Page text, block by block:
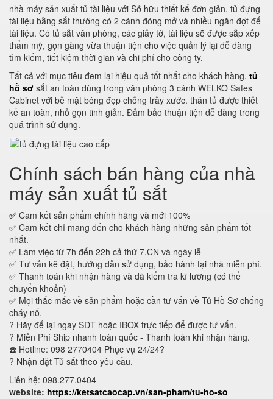
nhà máy sản xuất tủ tài liệu với Sở hữu thiết kế đơn giản, tủ đựng
tài liệu bằng sắt thường có 2 cánh đóng mở và nhiều ngăn đợt để
tài liệu. Có tủ sắt văn phòng, các giấy tờ, tài liệu sẽ được sắp xếp
thẩm mỹ, gọn gàng vừa thuận tiện cho việc quản lý lại dễ dàng
tìm kiếm, tiết kiệm thời gian và chi phí cho công ty.
Tất cả với mục tiêu đem lại hiệu quả tốt nhất cho khách hàng. tủ
hồ sơ sắt an toàn dùng trong văn phòng 3 cánh WELKO Safes
Cabinet với bề mặt bóng đẹp chống trầy xước. thân tủ được thiết
kế an toàn, nhỏ gọn tinh giản. Đảm bảo thuận tiện dễ dàng trong
quá trình sử dụng.
Chính sách bán hàng của nhà
máy sản xuất tủ sắt
✅ Cam kết sản phẩm chính hãng và mới 100%
✅ Cam kết chỉ mang đến cho khách hàng những sản phẩm tốt
nhất.
✅ Làm việc từ 7h đến 22h cả thứ 7,CN và ngày lễ
✅ Tư vấn kê đặt, hướng dẫn sử dụng, bảo hành tại nhà miễn phí.
✅ Thanh toán khi nhận hàng và đã kiểm tra kĩ lưỡng (có thể
chuyển khoản)
✅ Mọi thắc mắc về sản phẩm hoặc cần tư vấn về Tủ Hồ Sơ chống
cháy nổ.
? Hãy để lại ngay SĐT hoặc IBOX trực tiếp để được tư vấn.
? Miễn Phí Ship nhanh toàn quốc - Thanh toán khi nhận hàng.
☎️ Hotline: 098 2770404 Phục vụ 24/24?
? Nhận đặt Tủ sắt theo yêu cầu.
Liên hệ: 098.277.0404
website: https://ketsatcaocap.vn/san-pham/tu-ho-so